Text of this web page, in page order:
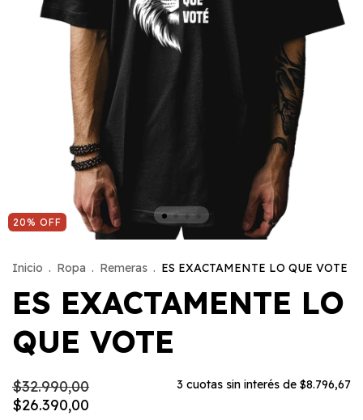
20% OFF
Inicio . Ropa . Remeras . ES EXACTAMENTE LO QUE VOTE
ES EXACTAMENTE LO
QUE VOTE
$32.990,00
$26.390,00
3 cuotas sin interés de $8.796,67